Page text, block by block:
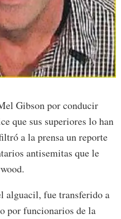
Gibson por conducir
que sus superiores lo han
a la prensa un reporte
antisemitas que le
alguacil, fue transferido a
por funcionarios de la